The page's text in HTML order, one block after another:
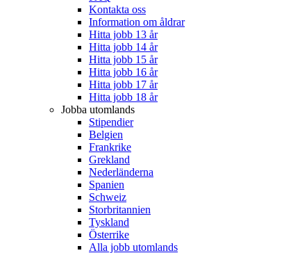
Kontakta oss
Information om åldrar
Hitta jobb 13 år
Hitta jobb 14 år
Hitta jobb 15 år
Hitta jobb 16 år
Hitta jobb 17 år
Hitta jobb 18 år
Jobba utomlands
Stipendier
Belgien
Frankrike
Grekland
Nederländerna
Spanien
Schweiz
Storbritannien
Tyskland
Österrike
Alla jobb utomlands